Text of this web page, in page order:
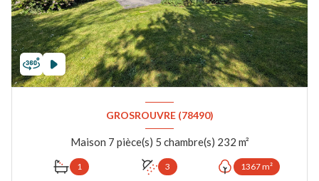
GROSROUVRE (78490)
Maison 7 pièce(s) 5 chambre(s) 232 m²
1 3 1367 m²